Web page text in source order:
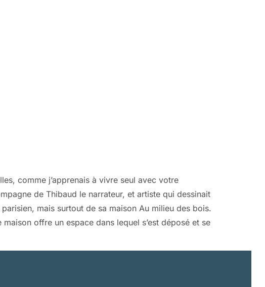
comme j’apprenais à vivre seul avec votre
de Thibaud le narrateur, et artiste qui dessinait
mais surtout de sa maison Au milieu des bois.
offre un espace dans lequel s’est déposé et se